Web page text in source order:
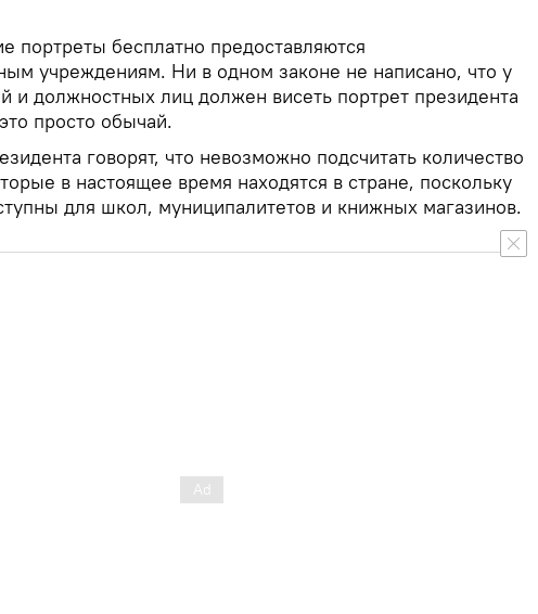
портреты бесплатно предоставляются
учреждениям. Ни в одном законе не написано, что у
и должностных лиц должен висеть портрет президента
просто обычай.
говорят, что невозможно подсчитать количество
в настоящее время находятся в стране, поскольку
для школ, муниципалитетов и книжных магазинов.